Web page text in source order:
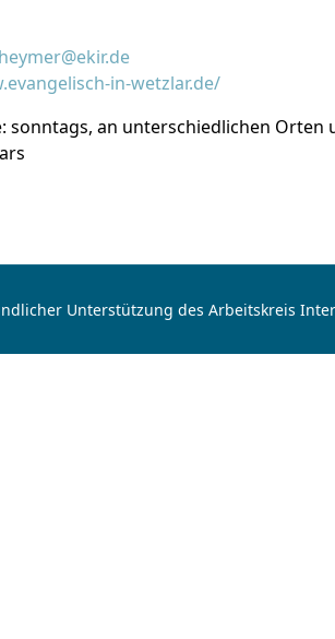
in-wetzlar.de/
sonntags, an unterschiedlichen Orten
Unterstützung des Arbeitskreis